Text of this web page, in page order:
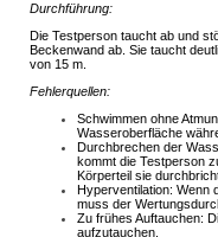
Durchführung:
Die Testperson taucht ab und
Beckenwand ab. Sie taucht
von 15 m.
Fehlerquellen:
Schwimmen ohne
Wasseroberfläche
Durchbrechen der
kommt die Testperson
Körperteil sie
Hyperventilation: Wenn
muss der
Zu frühes Auftauchen:
aufzutauchen.